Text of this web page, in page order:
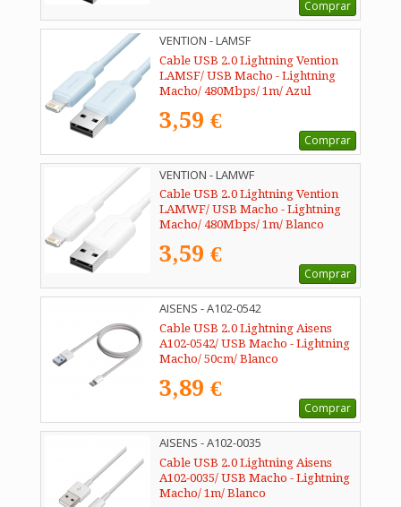
Comprar
VENTION - LAMSF
Cable USB 2.0 Lightning Vention
LAMSF/ USB Macho - Lightning
Macho/ 480Mbps/ 1m/ Azul
3,59 €
Comprar
VENTION - LAMWF
Cable USB 2.0 Lightning Vention
LAMWF/ USB Macho - Lightning
Macho/ 480Mbps/ 1m/ Blanco
3,59 €
Comprar
AISENS - A102-0542
Cable USB 2.0 Lightning Aisens
A102-0542/ USB Macho - Lightning
Macho/ 50cm/ Blanco
3,89 €
Comprar
AISENS - A102-0035
Cable USB 2.0 Lightning Aisens
A102-0035/ USB Macho - Lightning
Macho/ 1m/ Blanco